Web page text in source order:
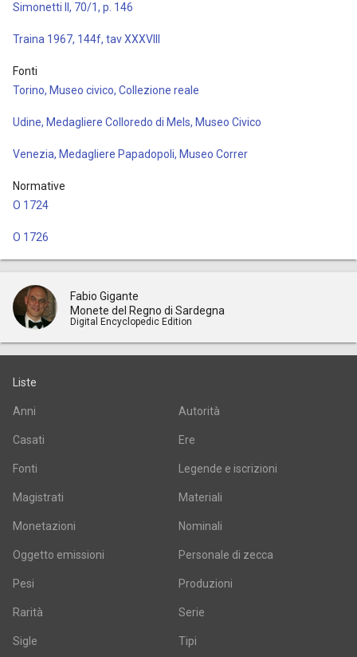
Simonetti II, 70/1, p. 146
Traina 1967, 144f, tav XXXVIII
Fonti
Torino, Museo civico, Collezione reale
Udine, Medagliere Colloredo di Mels, Museo Civico
Venezia, Medagliere Papadopoli, Museo Correr
Normative
O 1724
O 1726
Fabio Gigante
Monete del Regno di Sardegna
Digital Encyclopedic Edition
Liste
Anni Autorità
Casati Ere
Fonti Legende e iscrizioni
Magistrati Materiali
Monetazioni Nominali
Oggetto emissioni Personale di zecca
Pesi Produzioni
Rarità Serie
Sigle Tipi